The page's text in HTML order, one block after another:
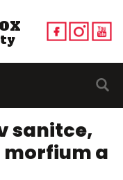
sanitce,
a